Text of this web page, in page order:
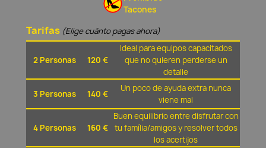
Tacones
Tarifas (Elige cuánto pagas ahora)
2 Personas 120 €
Ideal para equipos capacitados
que no quieren perderse un
detalle
3 Personas 140 €
Un poco de ayuda extra nunca
viene mal
4 Personas 160 €
Buen equilibrio entre disfrutar con
tu família/amigos y resolver todos
los acertijos